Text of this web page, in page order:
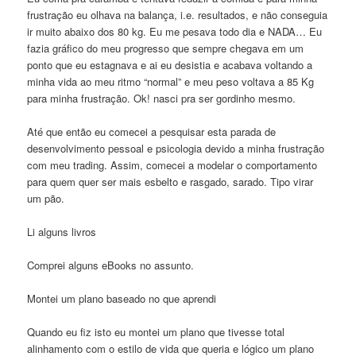
frustração eu olhava na balança, i.e. resultados, e não conseguia
ir muito abaixo dos 80 kg. Eu me pesava todo dia e NADA… Eu
fazia gráfico do meu progresso que sempre chegava em um
ponto que eu estagnava e ai eu desistia e acabava voltando a
minha vida ao meu ritmo “normal” e meu peso voltava a 85 Kg
para minha frustração. Ok! nasci pra ser gordinho mesmo.
Até que então eu comecei a pesquisar esta parada de
desenvolvimento pessoal e psicologia devido a minha frustração
com meu trading. Assim, comecei a modelar o comportamento
para quem quer ser mais esbelto e rasgado, sarado. Tipo virar
um pão.
Li alguns livros
Comprei alguns eBooks no assunto.
Montei um plano baseado no que aprendi
Quando eu fiz isto eu montei um plano que tivesse total
alinhamento com o estilo de vida que queria e lógico um plano